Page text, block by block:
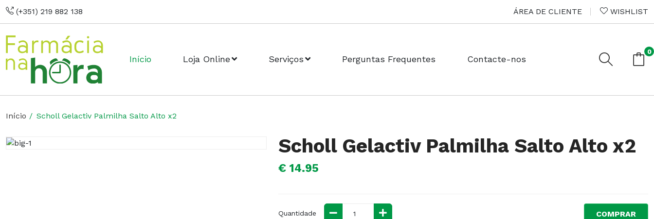
(+351) 219 882 138 ÁREA DE CLIENTE WISHLIST
Início Loja Online Serviços Perguntas Frequentes Contacte-nos
0
Início Scholl Gelactiv Palmilha Salto Alto x2
Scholl Gelactiv Palmilha Salto Alto x2
€ 14.95
Quantidade COMPRAR